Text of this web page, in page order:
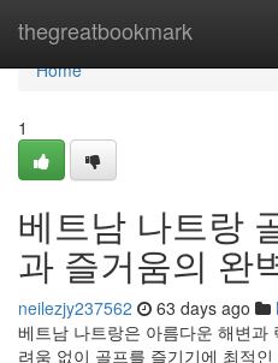
thegreatbookmark
Home
Home
1
베트남 나트랑
과 즐거움의 완
neilezjy237562 63 days ago
베트남 나트랑은 아름다운 해변과
려움 없이 골프를 즐기기에 최적